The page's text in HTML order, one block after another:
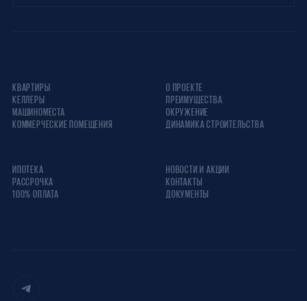
КВАРТИРЫ
КЕЛЛЕРЫ
МАШИНОМЕСТА
КОММЕРЧЕСКИЕ ПОМЕЩЕНИЯ
О ПРОЕКТЕ
ПРЕИМУЩЕСТВА
ОКРУЖЕНИЕ
ДИНАМИКА СТРОИТЕЛЬСТВА
ИПОТЕКА
РАССРОЧКА
100% ОПЛАТА
НОВОСТИ И АКЦИИ
КОНТАКТЫ
ДОКУМЕНТЫ